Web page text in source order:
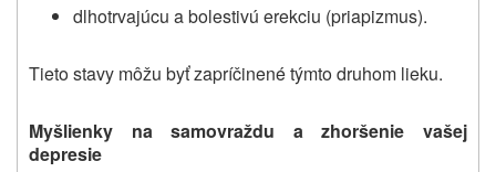
dlhotrvajúcu a bolestivú erekciu (priapizmus).
Tieto stavy môžu byť zapríčinené týmto druhom lieku.
Myšlienky na samovraždu a zhoršenie vašej
depresie